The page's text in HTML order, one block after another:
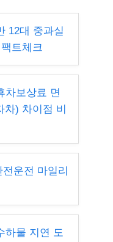
12대 중과실
트체크
차보상료 면
차) 차이점 비
운전 마일리
하물 지연 도